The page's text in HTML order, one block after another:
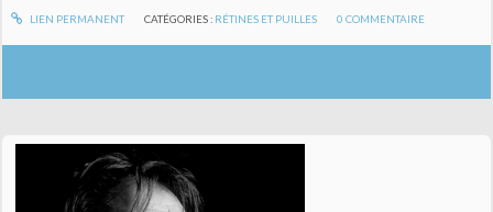
LIEN PERMANENT CATÉGORIES : RÉTINES ET PUILLES 0 COMMENTAIRE